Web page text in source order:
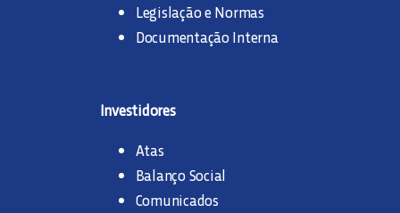
Legislação e Normas
Documentação Interna
Investidores
Atas
Balanço Social
Comunicados